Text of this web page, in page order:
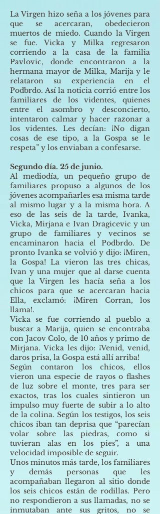
La Virgen hizo seña a los jóvenes para
que se acercaran, obedecieron
muertos de miedo. Cuando la Virgen
se fue. Vicka y Milka regresaron
corriendo a la casa de la familia
Pavlovic, donde encontraron a la
hermana mayor de Milka, Marija y le
relataron su experiencia en el
Podbrdo. Así la noticia corrió entre los
familiares de los videntes, quienes
entre el asombro y desconcierto,
intentaron calmar y hacer razonar a
los videntes. Les decían: ¡No digan
cosas de ese tipo, a la Gospa se le
respeta” y los enviaban a confesarse.
Segundo día. 25 de junio.
Al mediodía, un pequeño grupo de
familiares propuso a algunos de los
jóvenes acompañarles esa misma tarde
al mismo lugar y a la misma hora. A
eso de las seis de la tarde, Ivanka,
Vicka, Mirjana e Ivan Dragicevic y un
grupo de familiares y vecinos se
encaminaron hacia el Podbrdo. De
pronto Ivanka se volvió y dijo: ¡Miren,
la Gospa! La vieron las tres chicas,
Ivan y una mujer que al darse cuenta
que la Virgen les hacía seña a los
chicos para que se acercaran hacia
Ella, exclamó: ¡Miren Corran, los
llama!.
Vicka se fue corriendo al pueblo a
buscar a Marija, quien se encontraba
con Jacov Colo, de 10 años y primo de
Mirjana. Vicka les dijo: ¡Venid, venid,
daros prisa, la Gospa está allí arriba!
Según contaron los chicos, ellos
vieron una especie de rayos o flashes
de luz sobre el monte, tres para ser
exactos, tras los cuales sintieron un
impulso muy fuerte de subir a lo alto
de la colina. Según los testigos, los seis
chicos iban tan deprisa que “parecían
volar sobre las piedras, como si
tuvieran alas en los pies”, a una
velocidad imposible de seguir.
Unos minutos más tarde, los familiares
y demás personas que les
acompañaban llegaron al sitio donde
los seis chicos están de rodillas. Pero
no respondieron a sus llamadas, no se
inmutaban ante sus gritos, no se